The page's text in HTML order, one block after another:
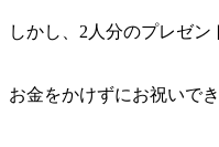
しかし、2人分のプレゼン
お金をかけずにお祝いで